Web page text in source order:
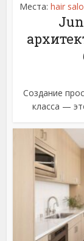
Места: hair
Создание
класса —